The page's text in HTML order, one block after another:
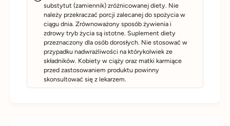
substytut (zamiennik) zróżnicowanej diety. Nie
należy przekraczać porcji zalecanej do spożycia w
ciągu dnia. Zrównoważony sposób żywienia i
zdrowy tryb życia są istotne. Suplement diety
przeznaczony dla osób dorosłych. Nie stosować w
przypadku nadwrażliwości na którykolwiek ze
składników. Kobiety w ciąży oraz matki karmiące
przed zastosowaniem produktu powinny
skonsultować się z lekarzem.